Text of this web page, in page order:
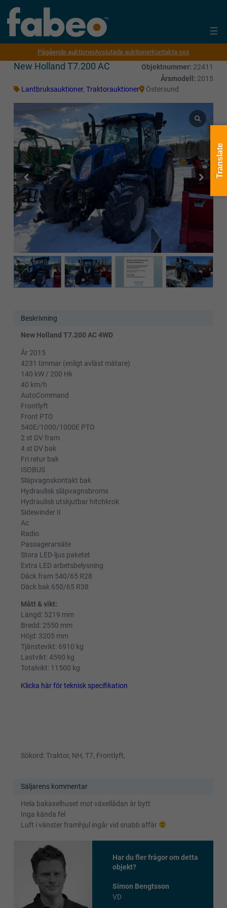
Pågående auktionerAvslutade auktionerKontakta oss
New Holland T7.200 AC Objektnummer: 22411
Årsmodell: 2015
Lantbruksauktioner, Traktorauktioner Östersund
Beskrivning
New Holland T7.200 AC 4WD
År 2015
4231 timmar (enligt avläst mätare)
140 kW / 200 Hk
40 km/h
AutoCommand
Frontlyft
Front PTO
540E/1000/1000E PTO
2 st DV fram
4 st DV bak
Fri retur bak
ISOBUS
Släpvagnskontakt bak
Hydraulisk släpvagnsbroms
Hydraulisk utskjutbar hitchkrok
Sidewinder II
Ac
Radio
Passagerarsäte
Stora LED-ljus paketet
Extra LED arbetsbelysning
Däck fram 540/65 R28
Däck bak 650/65 R38
Mått & vikt:
Längd: 5219 mm
Bredd: 2550 mm
Höjd: 3205 mm
Tjänstevikt: 6910 kg
Lastvikt: 4590 kg
Totalvikt: 11500 kg
Klicka här för teknisk specifikation
Sökord: Traktor, NH, T7, Frontlyft,
Säljarens kommentar
Hela bakaxelhuset mot växellådan är bytt
Inga kända fel
Luft i vänster framhjul ingår vid snabb affär
Har du fler frågor om detta
objekt?
Simon Bengtsson
VD
Translate